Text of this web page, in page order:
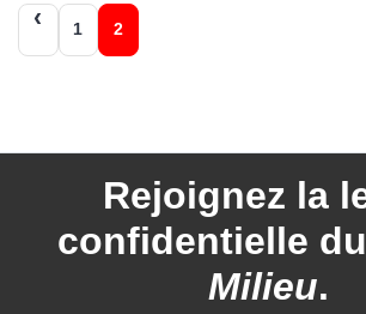
Navigation
des
1 2
Rejoignez la
confidentielle du
Milieu.